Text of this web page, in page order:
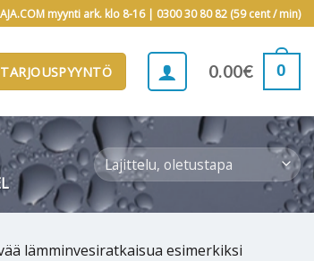
myynti ark. klo 8-16 | 0300 30 80 82 (59 cent / min)
TARJOUSPYYNTÖ 0.00€ 0
lämminvesiratkaisua esimerkiksi